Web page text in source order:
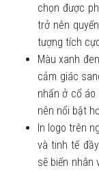
chọn được
trở nên
tượng tích
Màu xanh
cảm giác
nhấn ở cổ
nên nổi bật
In logo trên
và tinh tế
sẽ biến nhân